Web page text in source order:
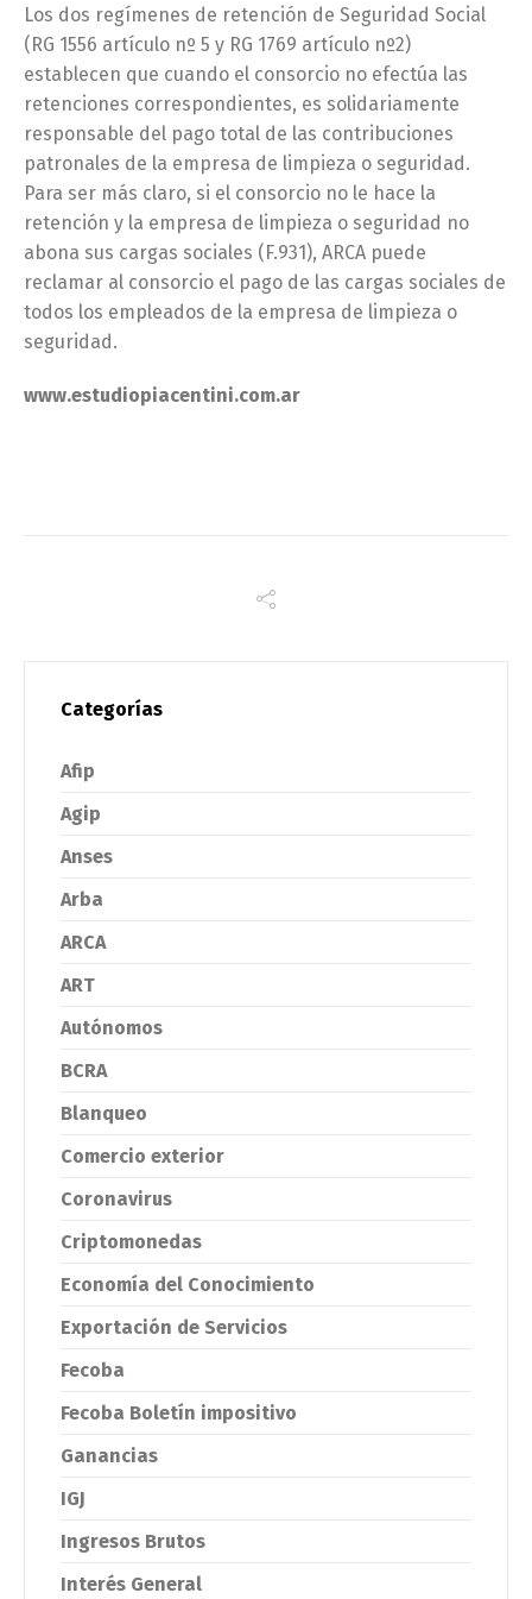
Los dos regímenes de retención de Seguridad Social
(RG 1556 artículo nº 5 y RG 1769 artículo nº2)
establecen que cuando el consorcio no efectúa las
retenciones correspondientes, es solidariamente
responsable del pago total de las contribuciones
patronales de la empresa de limpieza o seguridad.
Para ser más claro, si el consorcio no le hace la
retención y la empresa de limpieza o seguridad no
abona sus cargas sociales (F.931), ARCA puede
reclamar al consorcio el pago de las cargas sociales de
todos los empleados de la empresa de limpieza o
seguridad.
www.estudiopiacentini.com.ar
Categorías
Afip
Agip
Anses
Arba
ARCA
ART
Autónomos
BCRA
Blanqueo
Comercio exterior
Coronavirus
Criptomonedas
Economía del Conocimiento
Exportación de Servicios
Fecoba
Fecoba Boletín impositivo
Ganancias
IGJ
Ingresos Brutos
Interés General